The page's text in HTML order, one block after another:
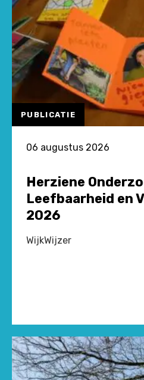
PUBLICATIE
06 augustus 2026
Herziene
Leefbaarheid en
2026
WijkWijzer
meer
over
Herziene